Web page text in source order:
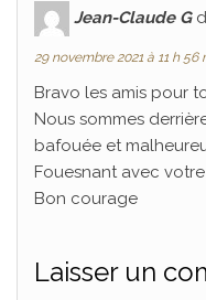
Jean-Claude G
29 novembre 2021 à 11 h 56
Bravo les amis pour
Nous sommes
bafouée et
Fouesnant avec
Bon courage
Laisser un